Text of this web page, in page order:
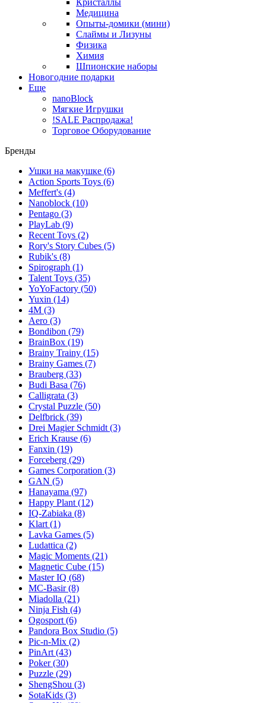
Кристаллы
Медицина
Опыты-домики (мини)
Слаймы и Лизуны
Физика
Химия
Шпионские наборы
Новогодние подарки
Еще
nanoBlock
Мягкие Игрушки
!SALE Распродажа!
Торговое Оборудование
Бренды
Ушки на макушке (6)
Action Sports Toys (6)
Meffert's (4)
Nanoblock (10)
Pentago (3)
PlayLab (9)
Recent Toys (2)
Rory's Story Cubes (5)
Rubik's (8)
Spirograph (1)
Talent Toys (35)
YoYoFactory (50)
Yuxin (14)
4M (3)
Aero (3)
Bondibon (79)
BrainBox (19)
Brainy Trainy (15)
Brainy Games (7)
Brauberg (33)
Budi Basa (76)
Calligrata (3)
Crystal Puzzle (50)
Delfbrick (39)
Drei Magier Schmidt (3)
Erich Krause (6)
Fanxin (19)
Forceberg (29)
Games Corporation (3)
GAN (5)
Hanayama (97)
Happy Plant (12)
IQ-Zabiaka (8)
Klart (1)
Lavka Games (5)
Ludattica (2)
Magic Moments (21)
Magnetic Cube (15)
Master IQ (68)
MC-Basir(8)
Miadolla (21)
Ninja Fish (4)
Ogosport (6)
Pandora Box Studio (5)
Pic-n-Mix (2)
PinArt (43)
Poker(30)
Puzzle (29)
ShengShou (3)
SotaKids (3)